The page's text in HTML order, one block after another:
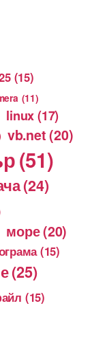
(15)
(11)
linux(17)
vb.net(20)
(51)
(24)
море(20)
(15)
(25)
(15)